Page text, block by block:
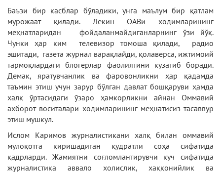
Баъзи бир касблар бўладики, унга маълум бир қатлам
мурожаат қилади. Лекин ОАВи ходимларининг
меҳнатларидан фойдаланмайдиганларнинг ўзи йўқ.
Чунки ҳар ким телевизор томоша қилади, радио
эшитади, газета журнал варақлайди, қолаверса, ижтимоий
тармоқлардаги блогерлар фаолиятини кузатиб боради.
Демак, яратувчанлик ва фаровонликни ҳар қадамда
таъмин этиш учун зарур бўлган давлат бошқаруви ҳамда
халқ ўртасидаги ўзаро ҳамкорликни айнан Оммавий
ахборот воситалари ходимларининг меҳнатисиз тасаввур
этиш мушкул.
Ислом Каримов журналистикани халқ билан оммавий
мулоқотга киришадиган қудратли соҳа сифатида
қадрларди. Жамиятни соғломлантирувчи куч сифатида
журналистика аввало холислик, хаққонийлик ва